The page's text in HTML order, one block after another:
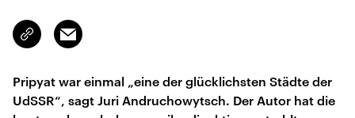
Link
kopieren/teilen
Email
Pripyat war einmal „eine der glücklichsten Städte der
UdSSR“, sagt Juri Andruchowytsch. Der Autor hat die